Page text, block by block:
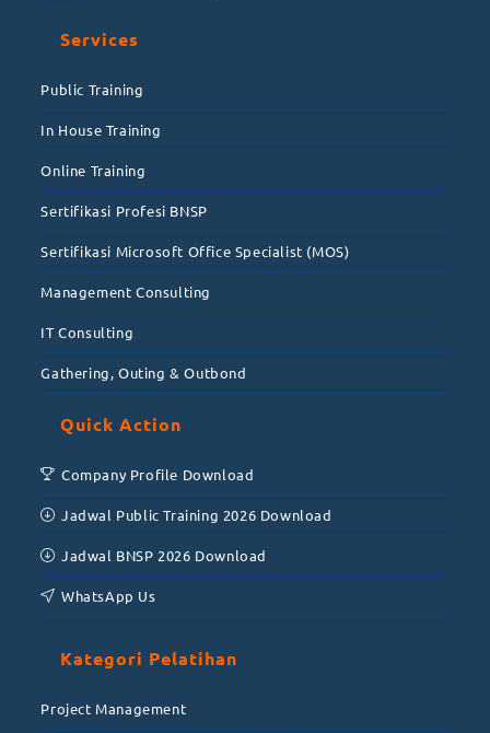
Services
Public Training
In House Training
Online Training
Sertifikasi Profesi BNSP
Sertifikasi Microsoft Office Specialist (MOS)
Management Consulting
IT Consulting
Gathering, Outing & Outbond
Quick Action
Company Profile Download
Jadwal Public Training 2026 Download
Jadwal BNSP 2026 Download
WhatsApp Us
Kategori Pelatihan
Project Management